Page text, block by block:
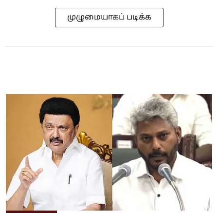
முழுமையாகப் படிக்க